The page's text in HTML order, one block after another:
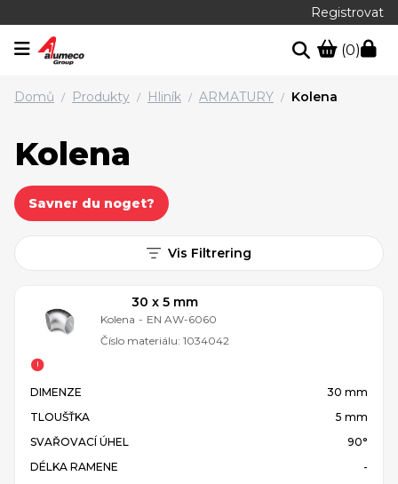
Registrovat
(0)
Domů / Produkty / Hliník / ARMATURY / Kolena
Kolena
Savner du noget?
Vis Filtrering
30 x 5 mm
Kolena - EN AW-6060
Číslo materiálu: 1034042
DIMENZE
30 mm
TLOUŠŤKA
5 mm
SVAŘOVACÍ ÚHEL
90°
DÉLKA RAMENE
-